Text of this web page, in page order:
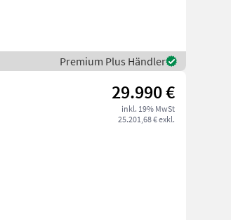
Premium Plus Händler
29.990 €
inkl. 19% MwSt
25.201,68 € exkl.